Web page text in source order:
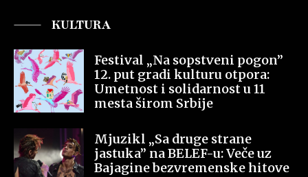
KULTURA
Festival „Na sopstveni pogon”
12. put gradi kulturu otpora:
Umetnost i solidarnost u 11
mesta širom Srbije
Mjuzikl „Sa druge strane
jastuka” na BELEF-u: Veče uz
Bajagine bezvremenske hitove